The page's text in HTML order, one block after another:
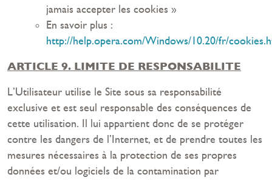
jamais accepter les cookies »
En savoir plus :
http://help.opera.com/Windows/10.20/fr/
ARTICLE 9. LIMITE DE RESPONSABILITE
L’Utilisateur utilise le Site sous sa responsabilité
exclusive et est seul responsable des conséquences de
cette utilisation. Il lui appartient donc de se protéger
contre les dangers de l’Internet, et de prendre toutes les
mesures nécessaires à la protection de ses propres
données et/ou logiciels de la contamination par